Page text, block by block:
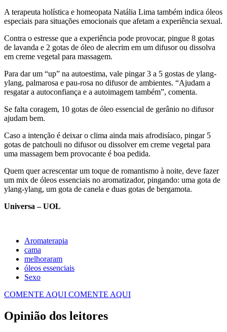
A terapeuta holística e homeopata Natália Lima também indica óleos
especiais para situações emocionais que afetam a experiência sexual.
Contra o estresse que a experiência pode provocar, pingue 8 gotas
de lavanda e 2 gotas de óleo de alecrim em um difusor ou dissolva
em creme vegetal para massagem.
Para dar um “up” na autoestima, vale pingar 3 a 5 gostas de ylang-
ylang, palmarosa e pau-rosa no difusor de ambientes. “Ajudam a
resgatar a autoconfiança e a autoimagem também”, comenta.
Se falta coragem, 10 gotas de óleo essencial de gerânio no difusor
ajudam bem.
Caso a intenção é deixar o clima ainda mais afrodisíaco, pingar 5
gotas de patchouli no difusor ou dissolver em creme vegetal para
uma massagem bem provocante é boa pedida.
Quem quer acrescentar um toque de romantismo à noite, deve fazer
um mix de óleos essenciais no aromatizador, pingando: uma gota de
ylang-ylang, um gota de canela e duas gotas de bergamota.
Universa – UOL
Aromaterapia
cama
melhoraram
óleos essenciais
Sexo
COMENTE AQUI COMENTE AQUI
Opinião dos leitores